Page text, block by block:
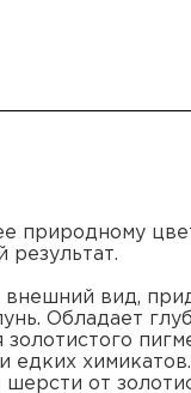
природному
результат.
вид,
Обладает
от